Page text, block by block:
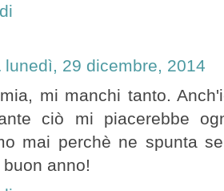
lunedì, 29 dicembre, 2014
mi manchi tanto.
ciò mi piacerebbe
mai perchè ne spunta
anno!